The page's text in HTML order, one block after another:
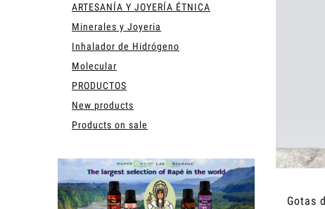
ARTESANÍA Y JOYERÍA ÉTNICA
Minerales y Joyeria
Inhalador de Hidrógeno
Molecular
PRODUCTOS
New products
Products on sale
Gotas